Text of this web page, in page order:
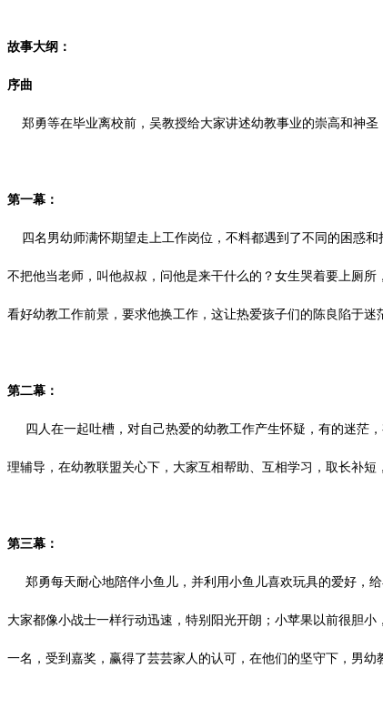
故事大纲：
序曲
郑勇等在毕业离校前，吴教授给大家讲述幼教事业的崇高和神圣
第一幕：
四名男幼师满怀期望走上工作岗位，不料都遇到了不同的困惑
不把他当老师，叫他叔叔，问他是来干什么的？女生哭着要上厕
看好幼教工作前景，要求他换工作，这让热爱孩子们的陈良陷于
第二幕：
四人在一起吐槽，对自己热爱的幼教工作产生怀疑，有的迷茫
理辅导，在幼教联盟关心下，大家互相帮助、互相学习，取长补
第三幕：
郑勇每天耐心地陪伴小鱼儿，并利用小鱼儿喜欢玩具的爱好，
大家都像小战士一样行动迅速，特别阳光开朗；小苹果以前很胆
一名，受到嘉奖，赢得了芸芸家人的认可，在他们的坚守下，男幼